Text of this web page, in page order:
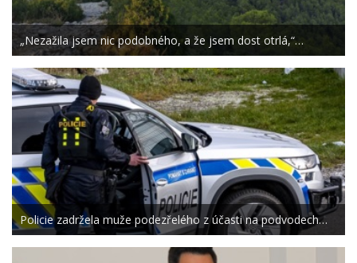
„Nezažila jsem nic podobného, a že jsem dost otrlá,“…
Policie zadržela muže podezřelého z účasti na podvodech…